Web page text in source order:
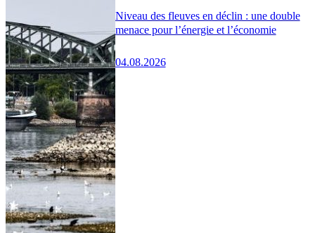
Niveau des fleuves en déclin : une double
menace pour l’énergie et l’économie
04.08.2026